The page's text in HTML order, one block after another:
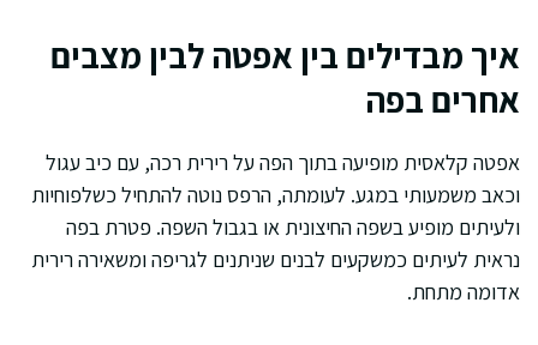
איך מבדילים בין אפטה לבין מצבים
אחרים בפה
אפטה קלאסית מופיעה בתוך הפה על רירית רכה, עם כיב עגול
וכאב משמעותי במגע. לעומתה, הרפס נוטה להתחיל כשלפוחיות
ולעיתים מופיע בשפה החיצונית או בגבול השפה. פטרת בפה
נראית לעיתים כמשקעים לבנים שניתנים לגריפה ומשאירה רירית
אדומה מתחת.